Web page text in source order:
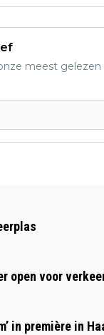
meest gelezen
INCLUSIEVE
VAN DE SPECIAL OLYMPICS
open voor
in première in